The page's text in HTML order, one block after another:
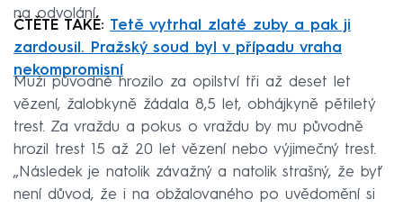
na odvolání.
ČTĚTE TAKÉ: Tetě vytrhal zlaté zuby a pak ji
zardousil. Pražský soud byl v případu vraha
nekompromisní
Muži původně hrozilo za opilství tři až deset let
vězení, žalobkyně žádala 8,5 let, obhájkyně pětiletý
trest. Za vraždu a pokus o vraždu by mu původně
hrozil trest 15 až 20 let vězení nebo výjimečný trest.
„Následek je natolik závažný a natolik strašný, že byť
není důvod, že i na obžalovaného po uvědomění si